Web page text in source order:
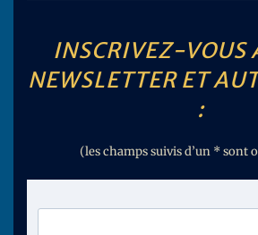
INSCRIVEZ-VOUS
NEWSLETTER ET
:
(les champs suivis d’un * sont